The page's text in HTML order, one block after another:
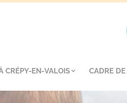
CRÉPY-EN-VALOIS CADRE DE